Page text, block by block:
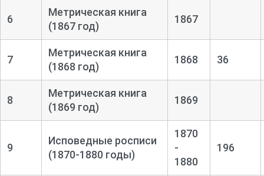
6
Метрическая книга
(1867 год)
1867
7
Метрическая книга
(1868 год)
1868 36
8
Метрическая книга
(1869 год)
1869
9
Исповедные росписи
(1870-1880 годы)
1870
-
1880
196